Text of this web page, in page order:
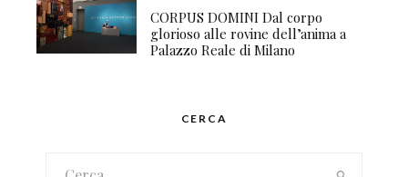
CORPUS DOMINI Dal corpo
glorioso alle rovine dell’anima a
Palazzo Reale di Milano
CERCA